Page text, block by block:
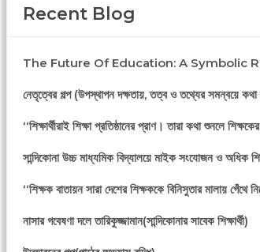
Recent Blog
The Future Of Education: A Symbolic
নেতৃত্বের গল্প (উপস্থাপন দক্ষতায়, তত্ব ও তথ্যের সমন্বয়ে কথা
‘‘শিক্ষার্থীরাই শিক্ষা প্রতিষ্ঠানের প্রাণ। তারা কথা শুনলে
সান্দিকোনা উচ্চ মাধ্যমিক বিদ্যালয়ে মাইক সংযোজন ও অধিক
‘‘শিক্ষক বাতায়ন সারা দেশের শিক্ষককে বিনিসুতার মালায় গেঁথে
নাসার গবেষণা দলে তারিকুজ্জামান(সান্দিকোনার সাবেক শিক্ষার্থী)